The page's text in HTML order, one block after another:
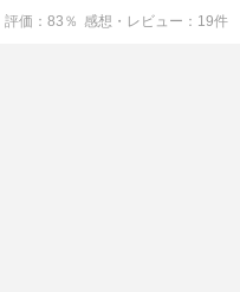
評価 83 ％ 感想・レビュー 19件